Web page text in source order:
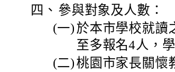
四、 參與對象及人數：
(一) 於本市學校就讀
至多報名4人，
(二)桃園市家長關懷